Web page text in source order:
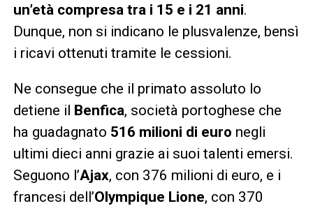
un’età compresa tra i 15 e i 21 anni.
Dunque, non si indicano le plusvalenze, bensì
i ricavi ottenuti tramite le cessioni.
Ne consegue che il primato assoluto lo
detiene il Benfica, società portoghese che
ha guadagnato 516 milioni di euro negli
ultimi dieci anni grazie ai suoi talenti emersi.
Seguono l’Ajax, con 376 milioni di euro, e i
francesi dell’Olympique Lione, con 370